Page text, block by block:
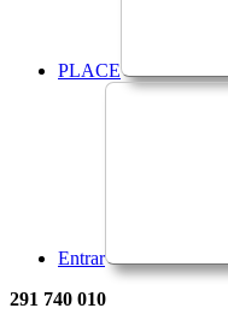
PLACE
Entrar
291 740 010